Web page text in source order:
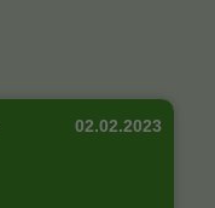
02.02.2023